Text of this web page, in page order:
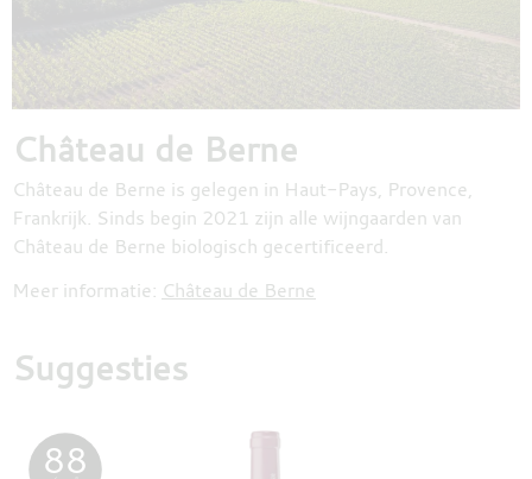
Château de Berne
Château de Berne is gelegen in Haut-Pays, Provence,
Frankrijk. Sinds begin 2021 zijn alle wijngaarden van
Château de Berne biologisch gecertificeerd.
Meer informatie: Château de Berne
Suggesties
88